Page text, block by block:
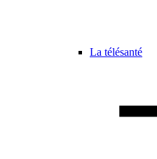
La télésanté